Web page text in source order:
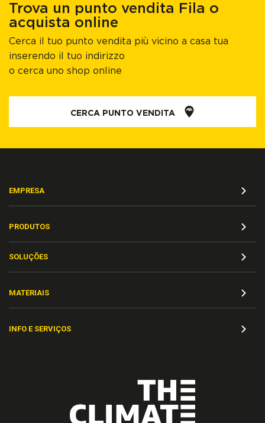
Trova un punto vendita Fila o
acquista online
Cerca il tuo punto vendita più vicino a casa tua
inserendo il tuo indirizzo
o cerca uno shop online
CERCA PUNTO VENDITA
EMPRESA
PRODUTOS
SOLUÇÕES
MATERIAIS
INFO E SERVIÇOS